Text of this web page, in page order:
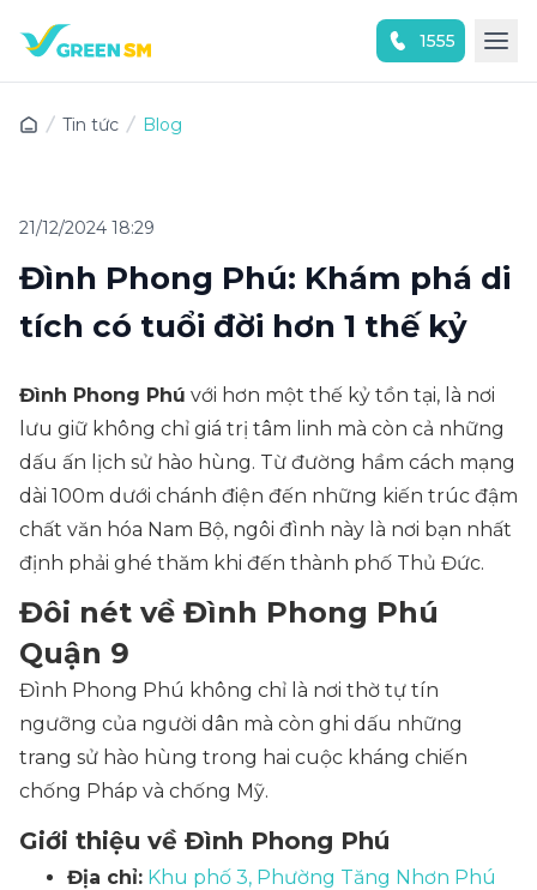
1555
Tin tức Blog
21/12/2024 18:29
Đình Phong Phú: Khám phá di
tích có tuổi đời hơn 1 thế kỷ
Đình Phong Phú với hơn một thế kỷ tồn tại, là nơi
lưu giữ không chỉ giá trị tâm linh mà còn cả những
dấu ấn lịch sử hào hùng. Từ đường hầm cách mạng
dài 100m dưới chánh điện đến những kiến trúc đậm
chất văn hóa Nam Bộ, ngôi đình này là nơi bạn nhất
định phải ghé thăm khi đến thành phố Thủ Đức.
Đôi nét về Đình Phong Phú
Quận 9
Đình Phong Phú không chỉ là nơi thờ tự tín
ngưỡng của người dân mà còn ghi dấu những
trang sử hào hùng trong hai cuộc kháng chiến
chống Pháp và chống Mỹ.
Giới thiệu về Đình Phong Phú
Địa chỉ: Khu phố 3, Phường Tăng Nhơn Phú